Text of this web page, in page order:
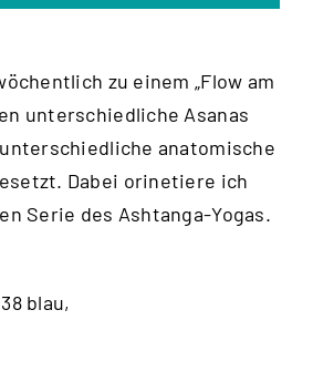
zu einem „Flow am
unterschiedliche Asanas
anatomische
Dabei orinetiere ich
Serie des Ashtanga-Yogas.
blau,